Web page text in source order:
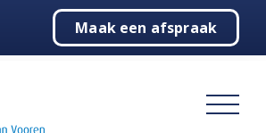
Maak een afspraak